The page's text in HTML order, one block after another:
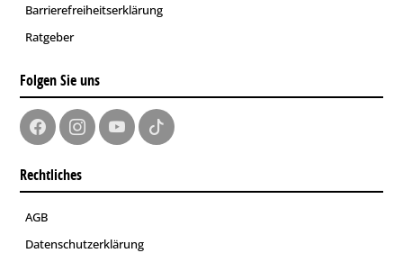
Barrierefreiheitserklärung
Ratgeber
Folgen Sie uns
Rechtliches
AGB
Datenschutzerklärung